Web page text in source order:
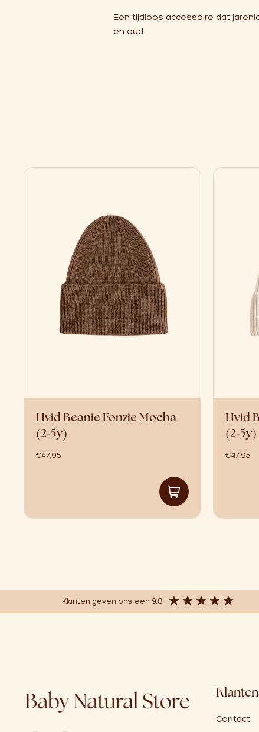
Een tijdloos accessoire dat
en oud.
Hvid Beanie Fonzie Mocha
(2-5y)
€47,95
Hvid
(2-5y)
€47,95
Klanten geven ons een 9.8
Contact